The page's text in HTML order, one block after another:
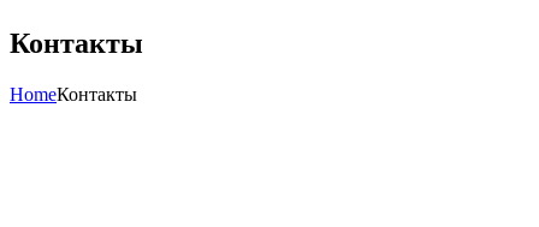
Контакты
HomeКонтакты